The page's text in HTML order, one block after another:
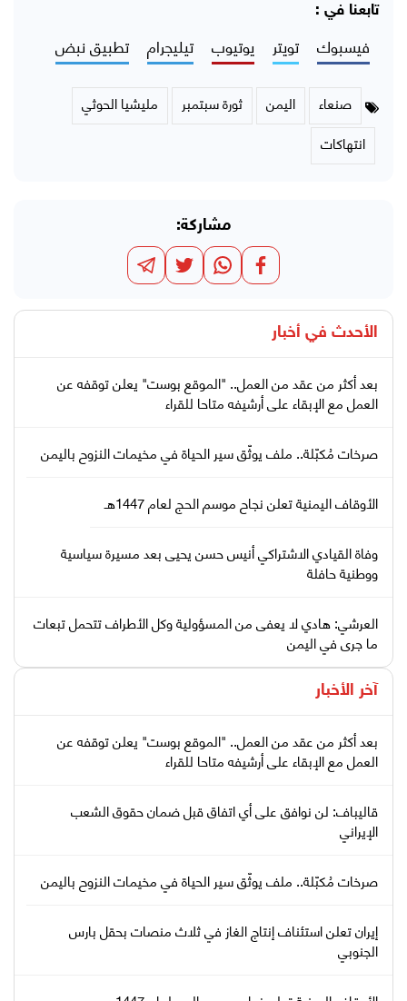
تابعنا في :
فيسبوك تويتر يوتيوب تيليجرام تطبيق نبض
صنعاء اليمن ثورة سبتمبر
مليشيا الحوثي
انتهاكات
مشاركة:
الأحدث في أخبار
بعد أكثر من عقد من العمل.. "الموقع بوست" يعلن توقفه عن
العمل مع الإبقاء على أرشيفه متاحا للقراء
صرخات مُكبّلة.. ملف يوثّق سير الحياة في مخيمات النزوح باليمن
الأوقاف اليمنية تعلن نجاح موسم الحج لعام 1447هـ
وفاة القيادي الاشتراكي أنيس حسن يحيى بعد مسيرة سياسية
ووطنية حافلة
العرشي: هادي لا يعفى من المسؤولية وكل الأطراف تتحمل تبعات
ما جرى في اليمن
آخر الأخبار
بعد أكثر من عقد من العمل.. "الموقع بوست" يعلن توقفه عن
العمل مع الإبقاء على أرشيفه متاحا للقراء
قاليباف: لن نوافق على أي اتفاق قبل ضمان حقوق الشعب
الإيراني
صرخات مُكبّلة.. ملف يوثّق سير الحياة في مخيمات النزوح باليمن
إيران تعلن استئناف إنتاج الغاز في ثلاث منصات بحقل بارس
الجنوبي